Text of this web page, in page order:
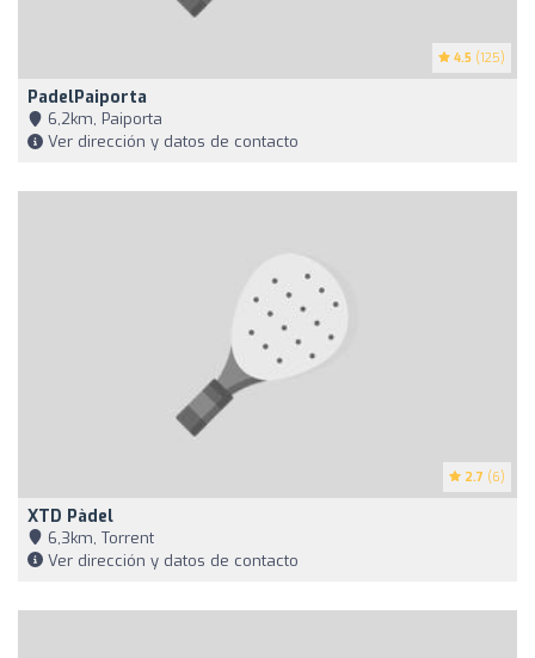
4.5 (125)
PadelPaiporta
6,2km, Paiporta
Ver dirección y datos de contacto
2.7 (6)
XTD Pàdel
6,3km, Torrent
Ver dirección y datos de contacto